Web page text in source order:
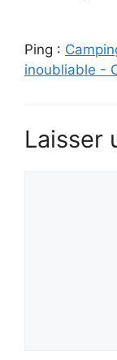
Ping :
inoubliable -
Laisser